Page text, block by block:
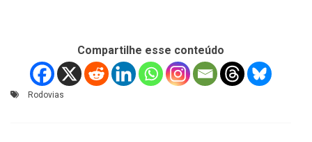
Compartilhe esse conteúdo
Rodovias